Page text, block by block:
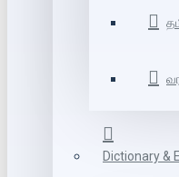
Dictionary &